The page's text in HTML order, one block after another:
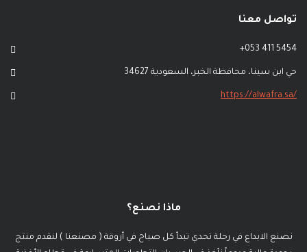
تواصل معنا
+053 411 5454
حي ابن سينا، ‏محافظة الخبر‏، ‏السعودية‏ 34627
/https://alwafra.sa
ماذا نصنع؟
نصنع الابداع في رحلة تحدي تبدأ كل صباح في أروقة ( مصنعنا ) لنقدم منتج